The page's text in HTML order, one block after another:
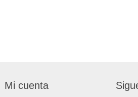
Mi cuenta